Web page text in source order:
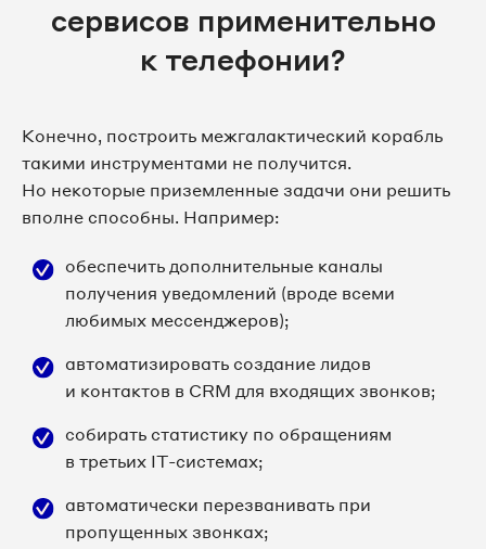
сервисов применительно
к телефонии?
Конечно, построить межгалактический корабль
такими инструментами не получится.
Но некоторые приземленные задачи они решить
вполне способны. Например:
обеспечить дополнительные каналы
получения уведомлений (вроде всеми
любимых мессенджеров);
автоматизировать создание лидов
и контактов в CRM для входящих звонков;
собирать статистику по обращениям
в третьих IT-системах;
автоматически перезванивать при
пропущенных звонках;